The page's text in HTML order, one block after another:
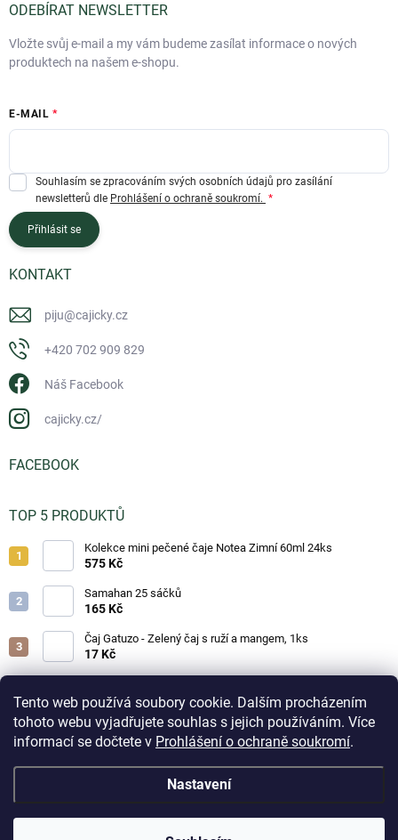
Tento web používá soubory cookie. Dalším procházením
tohoto webu vyjadřujete souhlas s jejich používáním. Více
informací se dočtete v Prohlášení o ochraně soukromí.
Nastavení
do 3 pracovních dnů. Doručení do odběrných boxů volte
kapacity boxů. Při zaplnění odběrného místa může být
přepravcem zásilka přesměrována na nejbližší volné
ODEBÍRAT NEWSLETTER
Vložte svůj e-mail a my vám budeme zasílat informace o nových
produktech na našem e-shopu.
E-MAIL
Souhlasím se zpracováním svých osobních údajů pro zasílání
newsletterů dle Prohlášení o ochraně soukromí.
Přihlásit se
KONTAKT
piju@cajicky.cz
+420 702 909 829
Náš Facebook
cajicky.cz/
FACEBOOK
TOP 5 PRODUKTŮ
Kolekce mini pečené čaje Notea Zimní 60ml 24ks
575 Kč
Samahan 25 sáčků
165 Kč
Čaj Gatuzo - Zelený čaj s ruží a mangem, 1ks
17 Kč
17 Kč
Horká čokoláda - Classic 25g
19 Kč
Copyright 2026Čajíčky.cz - lahodné čaje a horké nápoje. Všechna práva
Upravit nastavení cookies